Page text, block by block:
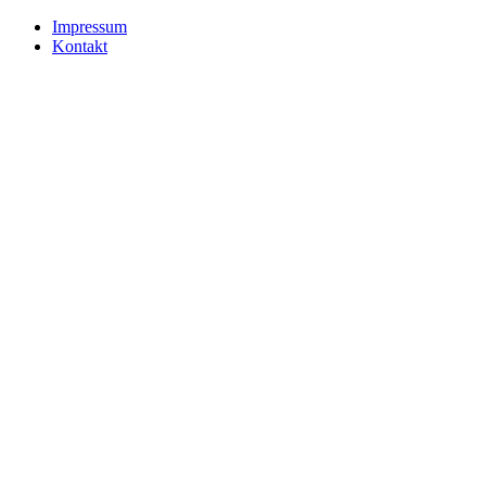
Impressum
Kontakt